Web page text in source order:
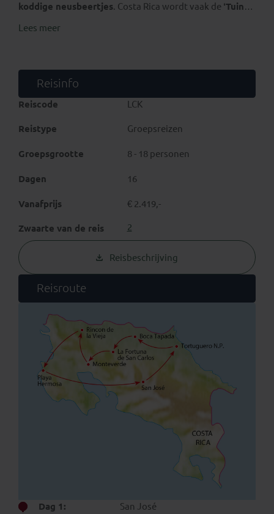
koddige neusbeertjes. Costa Rica wordt vaak de ‘Tuin
Houd je van natuur dan is het Costa Rica het land van je
Lees meer
Reisinfo
Reiscode LCK
Reistype Groepsreizen
Groepsgrootte 8 - 18 personen
Dagen 16
Vanafprijs € 2.419,-
Zwaarte van de reis 2
Reisbeschrijving
Reisroute
Dag 1:
San José